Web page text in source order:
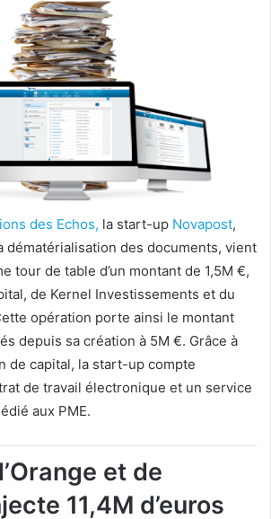
des Echos, la start-up Novapost,
dématérialisation des documents, vient
tour de table d’un montant de 1,5M €,
de Kernel Investissements et du
opération porte ainsi le montant
depuis sa création à 5M €. Grâce à
de capital, la start-up compte
de travail électronique et un service
aux PME.
et de
11,4M d’euros